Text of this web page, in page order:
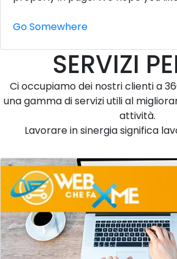
Go Somewhere
SERVIZI
Ci occupiamo dei nostri clienti a
una gamma di servizi utili al
attività.
Lavorare in sinergia significa